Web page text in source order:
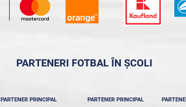
PARTENERI FOTBAL ÎN ȘCOLI
PARTENER PRINCIPAL PARTENER PRINCIPAL